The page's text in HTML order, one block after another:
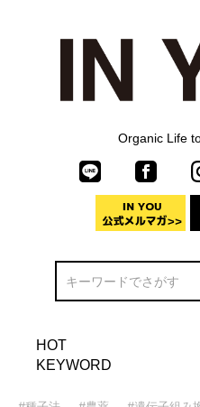
Organic Life
HOT
KEYWORD